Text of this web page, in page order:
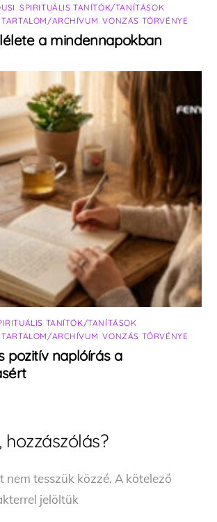
SPIRITUÁLIS TANÍTÓK/TANÍTÁSOK
ARCHÍVUM ,VONZÁS TÖRVÉNYE
a mindennapokban
TANÍTÓK/TANÍTÁSOK
ARCHÍVUM ,VONZÁS TÖRVÉNYE
pozitív naplóírás a
nem tesszük közzé. A kötelező
jelöltük